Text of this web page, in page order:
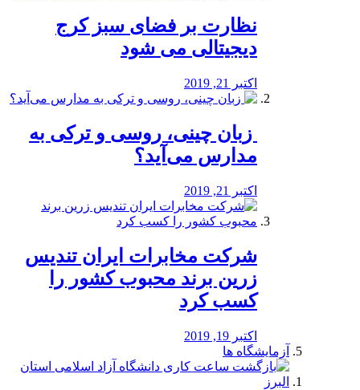
نظارت بر فضای سبز کرج
دیجیتالی می شود
اکتبر 21, 2019
️ زبان چینی، روسی و ترکی به
مدارس می‌آید؟
اکتبر 21, 2019
شرکت مخابرات ایران تندیس
زرین برند محبوب کشور را
کسب کرد
اکتبر 19, 2019
آزمایشگاه ها